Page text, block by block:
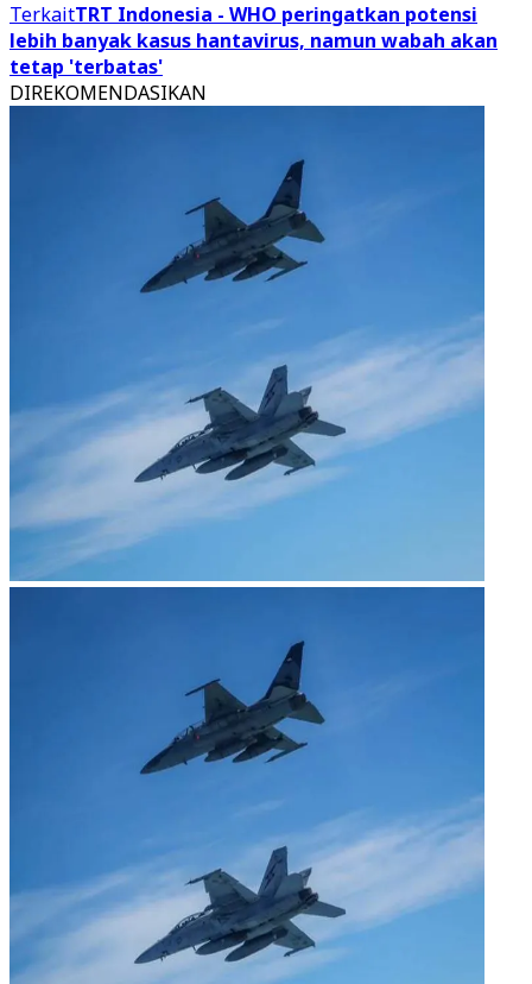
TerkaitTRT Indonesia - WHO peringatkan potensi
lebih banyak kasus hantavirus, namun wabah akan
tetap 'terbatas'
DIREKOMENDASIKAN